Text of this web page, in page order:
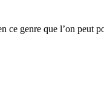
ce genre que l’on peut